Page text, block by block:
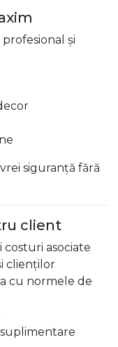
și
siguranță fără
client
costuri asociate
clienților
cu normele de